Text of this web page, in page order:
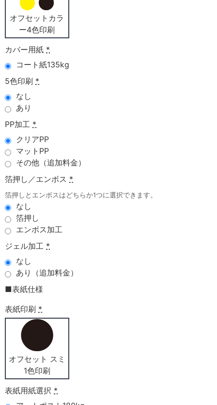
オフセットカラ
ー4色印刷
カバー用紙 *
コート紙135kg
5色印刷 *
なし
あり
PP加工 *
クリアPP
マットPP
その他（追加料金）
箔押し／エンボス *
箔押しとエンボスはどちらか1つに選択できます。
なし
箔押し
エンボス加工
ジェル加工 *
なし
あり（追加料金）
■表紙仕様
表紙印刷 *
オフセット スミ
1色印刷
表紙用紙選択 *